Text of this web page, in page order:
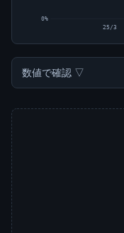
0%
25/3
数値で確認 ▽